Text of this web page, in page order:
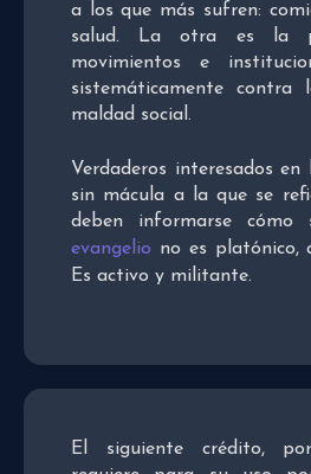
a los que más sufren:
salud. La otra es la
movimientos e
sistemáticamente
maldad social.
Verdaderos interesados
sin mácula a la que se
deben informarse cómo
evangelio no es platónico,
Es activo y militante.
El siguiente crédito,